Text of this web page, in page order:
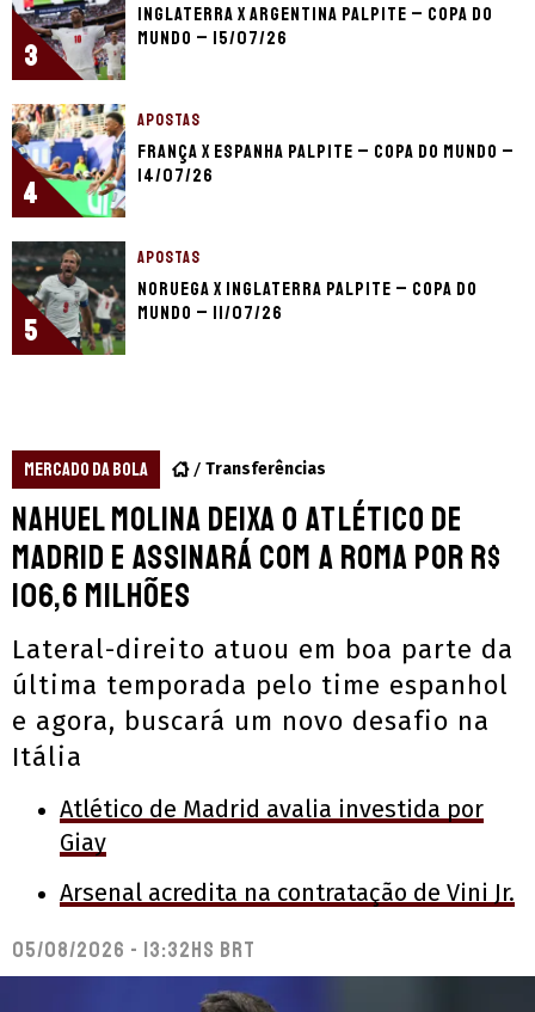
3
Inglaterra x Argentina palpite – Copa do
Mundo – 15/07/26
4
APOSTAS
França x Espanha palpite – Copa do Mundo –
14/07/26
5
APOSTAS
Noruega x Inglaterra palpite – Copa do
Mundo – 11/07/26
MERCADO DA BOLA Transferências
Nahuel Molina deixa o Atlético de
Madrid e assinará com a Roma por R$
106,6 milhões
Lateral-direito atuou em boa parte da
última temporada pelo time espanhol
e agora, buscará um novo desafio na
Itália
Atlético de Madrid avalia investida por
Giay
Arsenal acredita na contratação de Vini Jr.
05/08/2026 - 13:32hs BRT